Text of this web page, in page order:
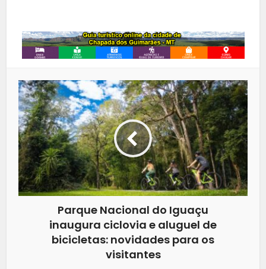
Parque Nacional do Iguaçu
inaugura ciclovia e aluguel de
bicicletas: novidades para os
visitantes